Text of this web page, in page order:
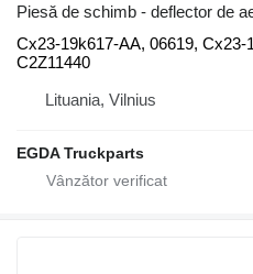
Piesă de schimb - deflector de
Cx23-19k617-AA, 06619, Cx23-
C2Z11440
Lituania, Vilnius
EGDA Truckparts